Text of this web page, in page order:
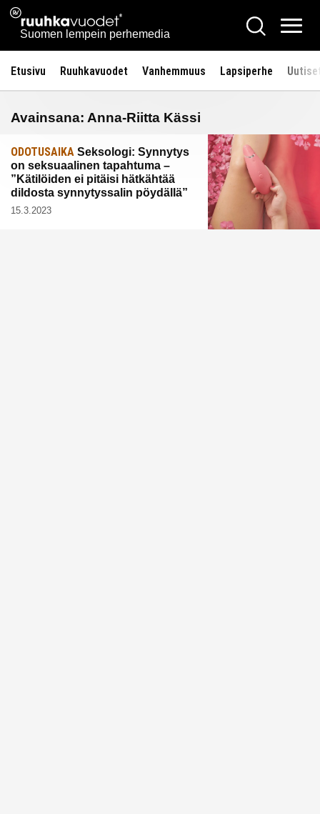
Siirry
sisältöön
Ruuhkavuodet.fi
Suomen lempein perhemedia
Hae
Etusivu Ruuhkavuodet Vanhemmuus Lapsiperhe
Avainsana: Anna-Riitta Kässi
ODOTUSAIKA Seksologi: Synnytys
on seksuaalinen tapahtuma –
”Kätilöiden ei pitäisi hätkähtää
dildosta synnytyssalin pöydällä”
15.3.2023